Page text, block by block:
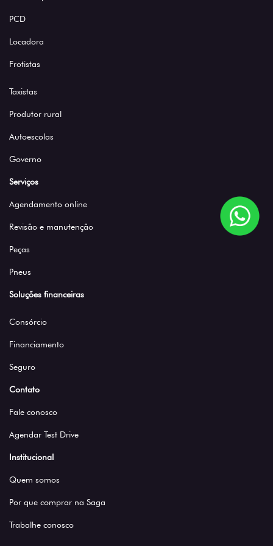
PCD
Locadora
Frotistas
Taxistas
Produtor rural
Autoescolas
Governo
Serviços
Agendamento online
Revisão e manutenção
Peças
Pneus
Soluções financeiras
Consórcio
Financiamento
Seguro
Contato
Fale conosco
Agendar Test Drive
Institucional
Quem somos
Por que comprar na Saga
Trabalhe conosco